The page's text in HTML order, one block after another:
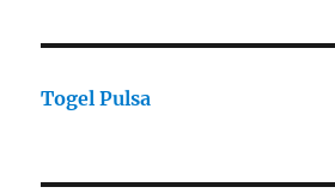
Togel Pulsa